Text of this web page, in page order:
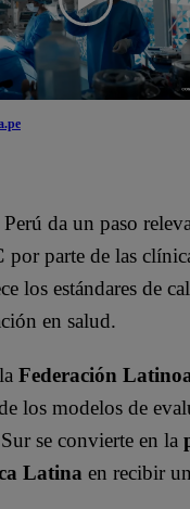
da un paso
por parte de las
los estándares de
en salud.
Federación
los modelos de
se convierte en la
Latina en recibir